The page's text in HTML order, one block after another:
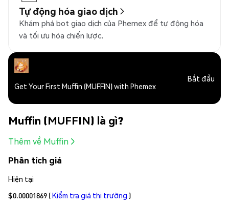
Tự động hóa giao dịch
Khám phá bot giao dịch của Phemex để tự động hóa
và tối ưu hóa chiến lược.
Get Your First Muffin (MUFFIN) with Phemex
Bắt đầu
Muffin (MUFFIN) là gì?
Thêm về Muffin
Phân tích giá
Hiện tại
$0.00001869 (Kiểm tra giá thị trường )